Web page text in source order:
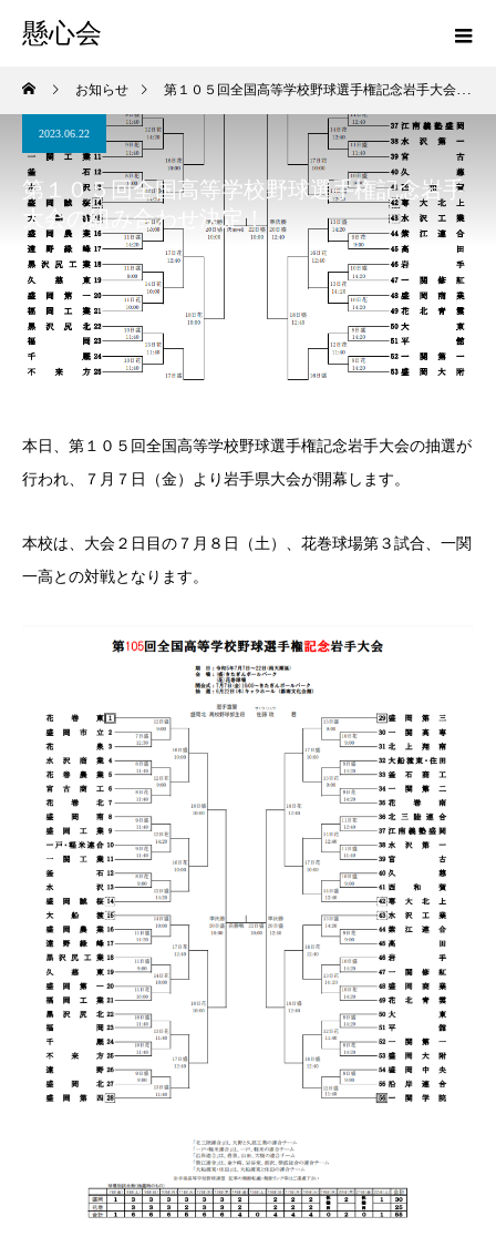
懸心会
お知らせ 第１０５回全国高等学校野球選手権記念岩手大会の組み合わせ決定！
2023.06.22
第１０５回全国高等学校野球選手権記念岩手
大会の組み合わせ決定！
本日、第１０５回全国高等学校野球選手権記念岩手大会の抽選が
行われ、７月７日（金）より岩手県大会が開幕します。
本校は、大会２日目の７月８日（土）、花巻球場第３試合、一関
一高との対戦となります。